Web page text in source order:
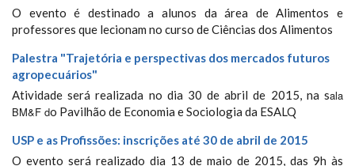
O evento é destinado a alunos da área de Alimentos e
professores que lecionam no curso de Ciências dos Alimentos
Palestra "Trajetória e perspectivas dos mercados futuros
agropecuários"
Atividade será realizada no dia 30 de abril de 2015, na sala
BM&F do Pavilhão de Economia e Sociologia da ESALQ
USP e as Profissões: inscrições até 30 de abril de 2015
O evento será realizado dia 13 de maio de 2015, das 9h às